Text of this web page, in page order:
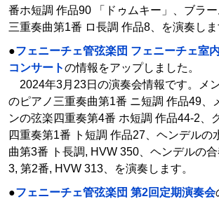
番ホ短調 作品90 「ドゥムキー」、ブラ
三重奏曲第1番 ロ長調 作品8、を演奏しま
●フェニーチェ管弦楽団 フェニーチェ室
コンサートの情報をアップしました。
2024年3月23日の演奏会情報です。メ
のピアノ三重奏曲第1番 ニ短調 作品49、
ンの弦楽四重奏第4番 ホ短調 作品44-2、
四重奏第1番 ト短調 作品27、ヘンデルの
曲第3番 ト長調, HVW 350、ヘンデルの
3, 第2番, HVW 313、を演奏します。
●フェニーチェ管弦楽団 第2回定期演奏会